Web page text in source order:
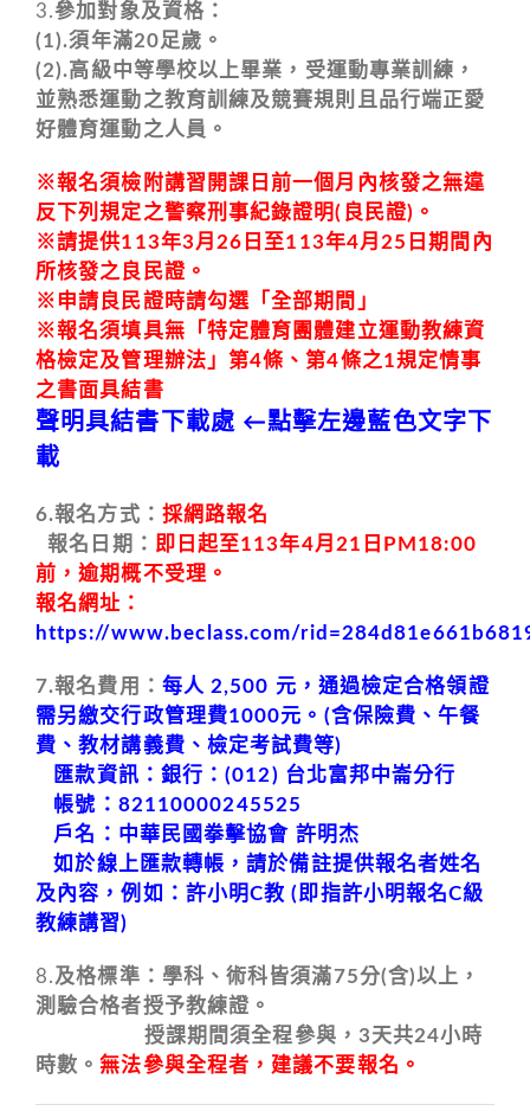
3.參加對象及資格：
(1).須年滿20足歲。
(2).高級中等學校以上畢業，受運動專業訓練，
並熟悉運動之教育訓練及競賽規則且品行端正愛
好體育運動之人員。
※報名須檢附講習開課日前一個月內核發之無違
反下列規定之警察刑事紀錄證明(良民證)。
※請提供113年3月26日至113年4月25日期間內
所核發之良民證。
※申請良民證時請勾選「全部期間」
※報名須填具無「特定體育團體建立運動教練資
格檢定及管理辦法」第4條、第4條之1規定情事
之書面具結書
聲明具結書下載處←點擊左邊藍色文字下
載
6.報名方式： 採網路報名
報名日期： 即日起至113年4月21日PM18:00
前，逾期概不受理。
報名網址：
https://www.beclass.com/
7.報名費用： 每人 2,500 元，通過檢定合格領證
需另繳交行政管理費1000元。(含保險費、午餐
費、教材講義費、檢定考試費等)
匯款資訊：銀行：(012) 台北富邦中崙分行
帳號：82110000245525
戶名：中華民國拳擊協會 許明杰
如於線上匯款轉帳，請於備註提供報名者姓名
及內容，例如：許小明C教 (即指許小明報名C級
教練講習)
8.及格標準：學科、術科皆須滿75分(含)以上，
測驗合格者授予教練證。
授課期間須全程參與，3天共24小時
時數。無法參與全程者，建議不要報名。